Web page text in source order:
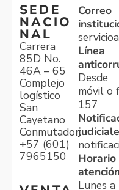
SEDE
NACIO
NAL
Carrera
85D No.
46A – 65
Complejo
logístico
San
Cayetano
Conmutador:
+57 (601)
7965150
Correo
Línea
Desde
móvil o
157
Horario
Lunes a